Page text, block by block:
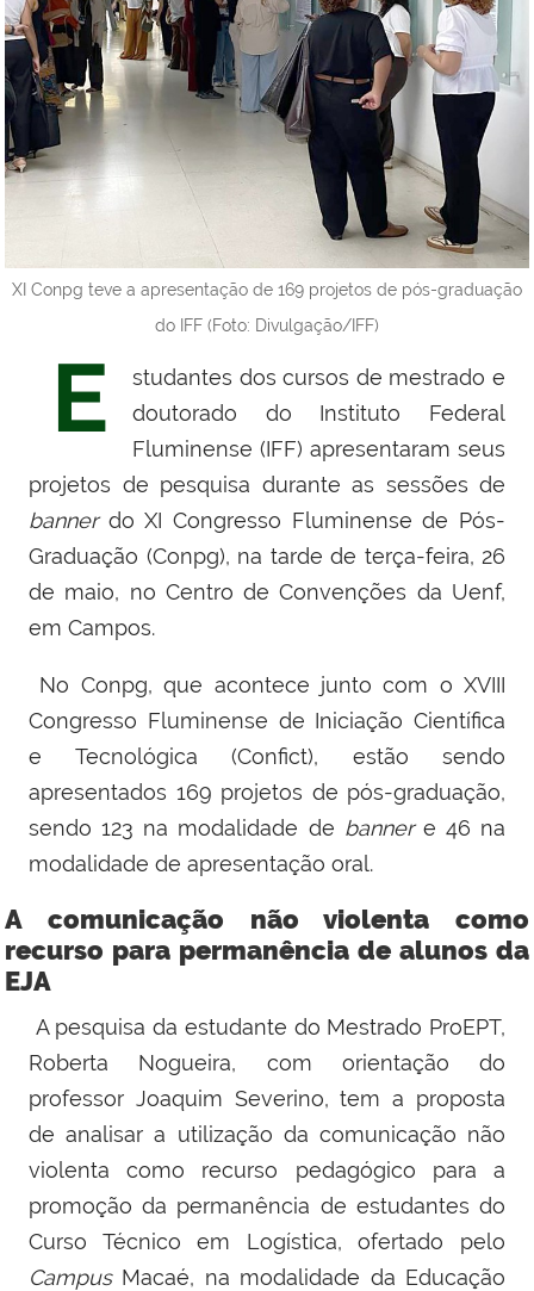
XI Conpg teve a apresentação de 169 projetos de pós-graduação
do IFF (Foto: Divulgação/IFF)
E
studantes dos cursos de mestrado e
doutorado do Instituto Federal
Fluminense (IFF) apresentaram seus
projetos de pesquisa durante as sessões de
bannerdo XI Congresso Fluminense de Pós-
Graduação (Conpg), na tarde de terça-feira, 26
de maio, no Centro de Convenções da Uenf,
em Campos.
No Conpg, que acontece junto com o XVIII
Congresso Fluminense de Iniciação Científica
e Tecnológica (Confict), estão sendo
apresentados 169 projetos de pós-graduação,
sendo 123 na modalidade de bannere 46 na
modalidade de apresentação oral.
A comunicação não violenta como
recurso para permanência de alunos da
EJA
A pesquisa da estudante do Mestrado ProEPT,
Roberta Nogueira, com orientação do
professor Joaquim Severino, tem a proposta
de analisar a utilização da comunicação não
violenta como recurso pedagógico para a
promoção da permanência de estudantes do
Curso Técnico em Logística, ofertado pelo
CampusMacaé, na modalidade da Educação